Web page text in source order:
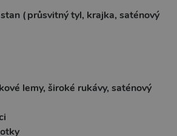
(průsvitný tyl, krajka, saténový
lemy, široké rukávy, saténový